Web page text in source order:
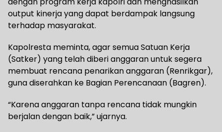
output kinerja yang dapat berdampak langsung
terhadap masyarakat.
Kapolresta meminta, agar semua Satuan Kerja
(Satker) yang telah diberi anggaran untuk segera
membuat rencana penarikan anggaran (Renrikgar),
guna diserahkan ke Bagian Perencanaan (Bagren).
“Karena anggaran tanpa rencana tidak mungkin
berjalan dengan baik,” ujarnya.